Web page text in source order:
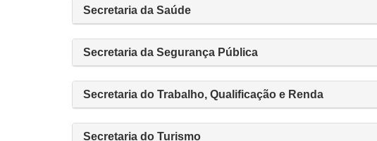
Secretaria da Saúde
Secretaria da Segurança Pública
Secretaria do Trabalho, Qualificação e Renda
Secretaria do Turismo